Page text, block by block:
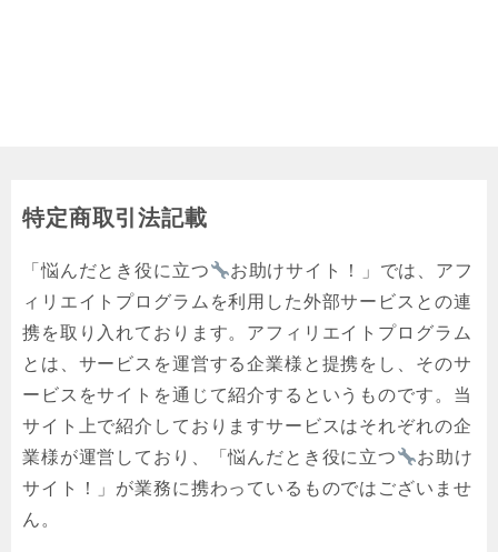
特定商取引法記載
「悩んだとき役に立つ
お助けサイト！」では、アフ
ィリエイトプログラムを利用した外部サービスとの連
携を取り入れております。アフィリエイトプログラム
とは、サービスを運営する企業様と提携をし、そのサ
ービスをサイトを通じて紹介するというものです。当
サイト上で紹介しておりますサービスはそれぞれの企
業様が運営しており、「悩んだとき役に立つ
お助け
サイト！」が業務に携わっているものではございませ
ん。